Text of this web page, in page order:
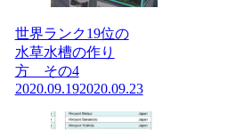
世界ランク19位の
水草水槽の作り
方 その4
2020.09.192020.09.23